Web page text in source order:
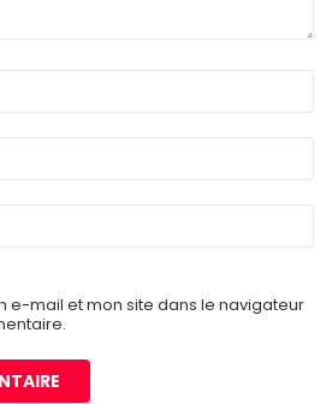
e-mail et mon site dans le navigateur